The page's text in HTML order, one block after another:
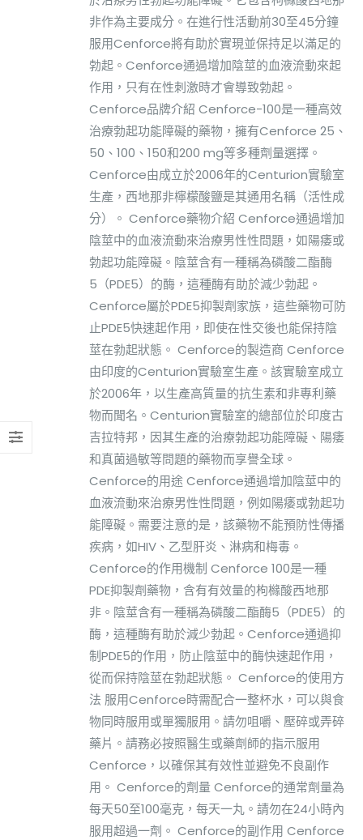
非作為主要成分。在進行性活動前30至45分鐘
服用Cenforce將有助於實現並保持足以滿足的
勃起。Cenforce通過增加陰莖的血液流動來起
作用，只有在性刺激時才會導致勃起。
Cenforce品牌介紹 Cenforce-100是一種高效
治療勃起功能障礙的藥物，擁有Cenforce 25、
50、100、150和200 mg等多種劑量選擇。
Cenforce由成立於2006年的Centurion實驗室
生產，西地那非檸檬酸鹽是其通用名稱（活性成
分）。 Cenforce藥物介紹 Cenforce通過增加
陰莖中的血液流動來治療男性性問題，如陽痿或
勃起功能障礙。陰莖含有一種稱為磷酸二酯酶
5（PDE5）的酶，這種酶有助於減少勃起。
Cenforce屬於PDE5抑製劑家族，這些藥物可防
止PDE5快速起作用，即使在性交後也能保持陰
莖在勃起狀態。 Cenforce的製造商 Cenforce
由印度的Centurion實驗室生產。該實驗室成立
於2006年，以生產高質量的抗生素和非專利藥
物而聞名。Centurion實驗室的總部位於印度古
吉拉特邦，因其生產的治療勃起功能障礙、陽痿
和真菌過敏等問題的藥物而享譽全球。
Cenforce的用途 Cenforce通過增加陰莖中的
血液流動來治療男性性問題，例如陽痿或勃起功
能障礙。需要注意的是，該藥物不能預防性傳播
疾病，如HIV、乙型肝炎、淋病和梅毒。
Cenforce的作用機制 Cenforce 100是一種
PDE抑製劑藥物，含有有效量的枸櫞酸西地那
非。陰莖含有一種稱為磷酸二酯酶5（PDE5）的
酶，這種酶有助於減少勃起。Cenforce通過抑
制PDE5的作用，防止陰莖中的酶快速起作用，
從而保持陰莖在勃起狀態。 Cenforce的使用方
法 服用Cenforce時需配合一整杯水，可以與食
物同時服用或單獨服用。請勿咀嚼、壓碎或弄碎
藥片。請務必按照醫生或藥劑師的指示服用
Cenforce，以確保其有效性並避免不良副作
用。 Cenforce的劑量 Cenforce的通常劑量為
每天50至100毫克，每天一丸。請勿在24小時內
服用超過一劑。 Cenforce的副作用 Cenforce